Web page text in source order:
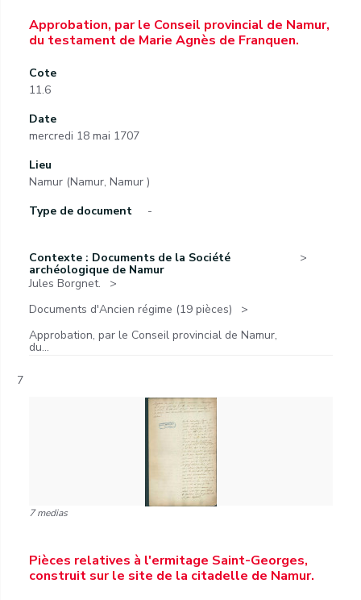
Approbation, par le Conseil provincial de Namur,
du testament de Marie Agnès de Franquen.
Cote
11.6
Date
mercredi 18 mai 1707
Lieu
Namur (Namur, Namur )
Type de document
-
Contexte : Documents de la Société
archéologique de Namur
Jules Borgnet.
Documents d'Ancien régime (19 pièces)
Approbation, par le Conseil provincial de Namur,
du...
7
7 medias
Pièces relatives à l'ermitage Saint-Georges,
construit sur le site de la citadelle de Namur.